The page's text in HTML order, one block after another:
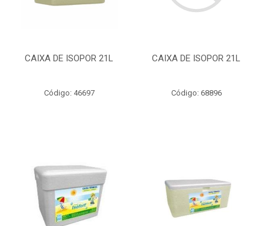
CAIXA DE ISOPOR 21L
Código: 46697
CAIXA DE ISOPOR 21L
Código: 68896